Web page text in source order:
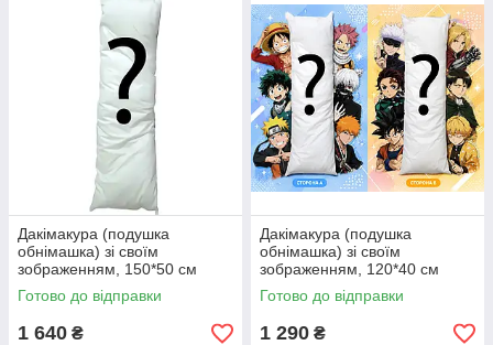
Дакімакура (подушка
обнімашка) зі своїм
зображенням, 150*50 см
Готово до відправки
1 640 ₴
Дакімакура (подушка
обнімашка) зі своїм
зображенням, 120*40 см
Готово до відправки
1 290 ₴